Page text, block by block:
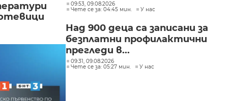
09:53, 09.08.2026
Чете се за: 04:45 мин.
У нас
Над 900 деца са записани за
безплатни профилактични
прегледи в...
09:31, 09.08.2026
Чете се за: 05:27 мин.
У нас